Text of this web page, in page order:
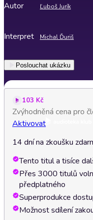
Autor Ľuboš Jurík
Interpret Michal Ďuriš
Poslouchat ukázku
103 Kč
Zvýhodněná cena pro
Aktivovat
14 dní na zkoušku
Tento titul a tisíce
Přes 3000 titulů
předplatného
Superprodukce
Možnost sdílení